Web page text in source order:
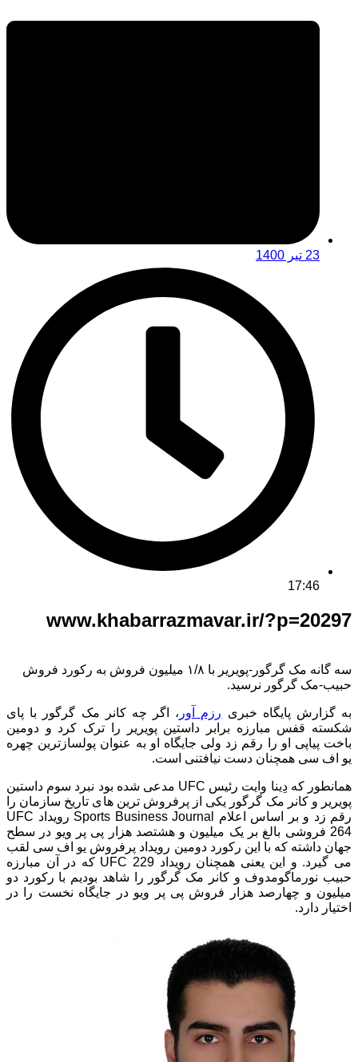
23 تیر 1400
17:46
www.khabarrazmavar.ir/?p=20297
سه گانه مک گرگور-پویریر با ۱/۸ میلیون فروش به رکورد فروش
حبیب-مک گرگور نرسید‌.
به گزارش پایگاه خبری رزم آور ، اگر چه کانر مک گرگور با پای
شکسته قفس مبارزه برابر داستین پویریر را ترک کرد و دومین
باخت پیاپی او را رقم زد ولی جایگاه او به عنوان پولسازترین چهره
یو اف سی همچنان دست نیافتنی است.
همانطور که دِینا وایت رئیس UFC مدعی شده بود نبرد سوم داستین
پویریر و کانر مک گرگور یکی از پرفروش ترین های تاریخ سازمان را
رقم زد و بر اساس اعلام Sports Business Journal رویداد UFC
264 فروشی بالغ بر یک میلیون و هشتصد هزار پی پر ویو در سطح
جهان داشته که با این رکورد دومین رویداد پرفروش یو اف سی لقب
می گیرد. و این یعنی همچنان رویداد UFC 229 که در آن مبارزه
حبیب نورماگومدوف و کانر مک گرگور را شاهد بودیم با رکورد دو
میلیون و چهارصد هزار فروش پی پر ویو در جایگاه نخست را در
اختیار دارد.